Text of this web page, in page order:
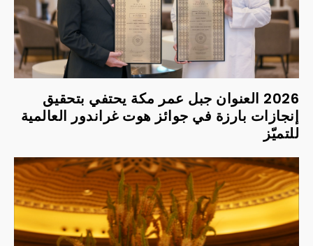
2026 العنوان جبل عمر مكة يحتفي بتحقيق
إنجازات بارزة في جوائز هوت غراندور العالمية
للتميّز